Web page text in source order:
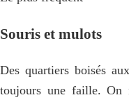
Souris et mulots
Des quartiers boisés
toujours une faille. On